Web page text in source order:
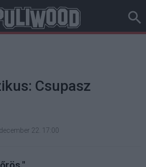
Csupasz
22. 17:00